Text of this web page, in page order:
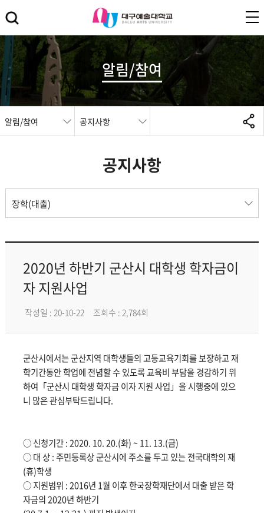
알림/참여
알림/참여 공지사항
공지사항
장학(대출)
2020년 하반기 군산시 대학생 학자금이
자 지원사업
작성일 : 20-10-22 조회수 : 2,784회
군산시에서는 군산지역 대학생들의 고등교육기회를 보장하고 재
학기간동안 학업에 전념할 수 있도록 교육비 부담을 경감하기 위
하여「군산시 대학생 학자금 이자 지원 사업」을 시행중에 있으
니 많은 관심부탁드립니다.
○ 신청기간 : 2020. 10. 20.(화) ~ 11. 13.(금)
○ 대 상 : 주민등록상 군산시에 주소를 두고 있는 전국대학의 재
(휴)학생
○ 지원범위 : 2016년 1월 이후 한국장학재단에서 대출 받은 학
자금의 2020년 하반기